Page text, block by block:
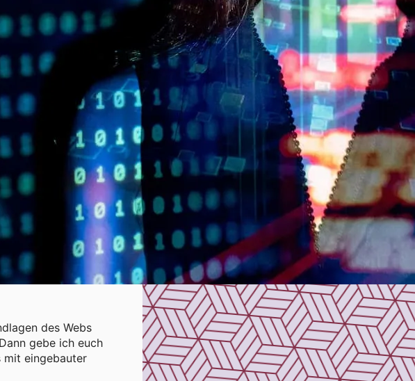
des Webs
gebe ich euch
mit eingebauter